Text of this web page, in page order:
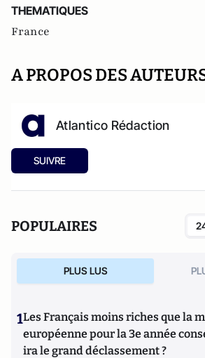
THEMATIQUES
France
A PROPOS DES
Atlantico Rédaction
SUIVRE
POPULAIRES
PLUS LUS
1Les Français moins riches que la
européenne pour la 3e année
ira le grand déclassement ?